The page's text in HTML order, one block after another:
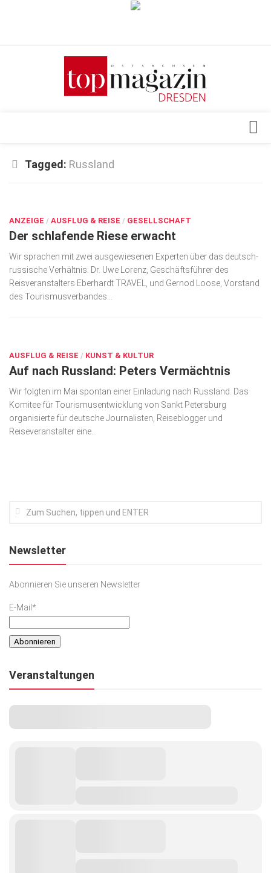
Verkaufsstellen
Top Gesundheitsforum Dresden / Ostsachsen
Geschäft
gesund & schön
Gesellschaft
Kunst & Kultur
Podcast
Top Branchen
SACHSEN IN PARIS
Tagged: Russland
ANZEIGE / AUSFLUG & REISE / GESELLSCHAFT
Der schlafende Riese erwacht
Wir sprachen mit zwei ausgewiesenen Experten über das deutsch-
russische Verhältnis: Dr. Uwe Lorenz, Geschäftsführer des
Reisveranstal­ters Eberhardt TRAVEL, und Gernod Loose, Vorstand
des Tourismusverbandes...
AUSFLUG & REISE / KUNST & KULTUR
Auf nach Russland: Peters Vermächtnis
Wir folgten im Mai spontan einer Einladung nach Russland. Das
Komitee für Tourismusentwicklung von Sankt Petersburg
organisierte für deutsche Journalisten, Reiseblogger und
Reiseveranstalter eine...
Newsletter
Abonnieren Sie unseren Newsletter
E-Mail*
Veranstaltungen